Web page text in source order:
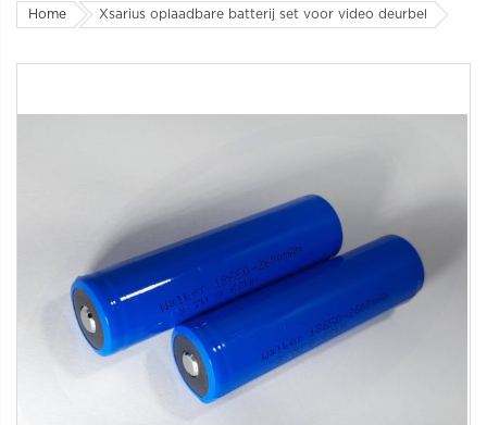
Home Xsarius oplaadbare batterij set voor video deurbel